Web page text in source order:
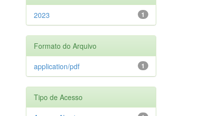
1
2023
Formato do Arquivo
1
application/pdf
Tipo de Acesso